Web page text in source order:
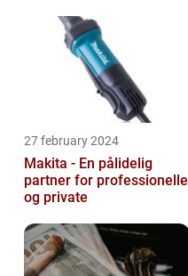
27 february 2024
Makita - En pålidelig
partner for professionelle
og private